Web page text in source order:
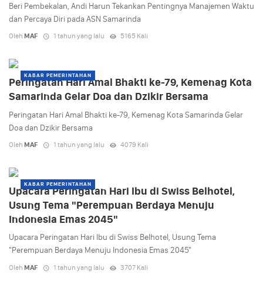
Beri Pembekalan, Andi Harun Tekankan Pentingnya Manajemen Waktu
dan Percaya Diri pada ASN Samarinda
Oleh MAF 1 tahun yang lalu 5165 Kali
KABAR PEMERINTAHAN
Peringatan Hari Amal Bhakti ke-79, Kemenag Kota
Samarinda Gelar Doa dan Dzikir Bersama
Peringatan Hari Amal Bhakti ke-79, Kemenag Kota Samarinda Gelar
Doa dan Dzikir Bersama
Oleh MAF 1 tahun yang lalu 4079 Kali
KABAR PEMERINTAHAN
Upacara Peringatan Hari Ibu di Swiss Belhotel,
Usung Tema "Perempuan Berdaya Menuju
Indonesia Emas 2045"
Upacara Peringatan Hari Ibu di Swiss Belhotel, Usung Tema
"Perempuan Berdaya Menuju Indonesia Emas 2045"
Oleh MAF 1 tahun yang lalu 3707 Kali